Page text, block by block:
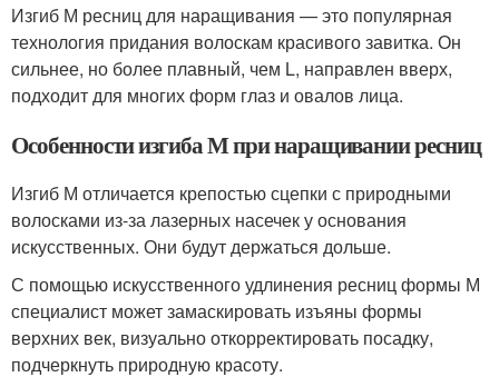
Изгиб М ресниц для наращивания — это популярная
технология придания волоскам красивого завитка. Он
сильнее, но более плавный, чем L, направлен вверх,
подходит для многих форм глаз и овалов лица.
Особенности изгиба М при наращивании ресниц
Изгиб М отличается крепостью сцепки с природными
волосками из-за лазерных насечек у основания
искусственных. Они будут держаться дольше.
С помощью искусственного удлинения ресниц формы М
специалист может замаскировать изъяны формы
верхних век, визуально откорректировать посадку,
подчеркнуть природную красоту.